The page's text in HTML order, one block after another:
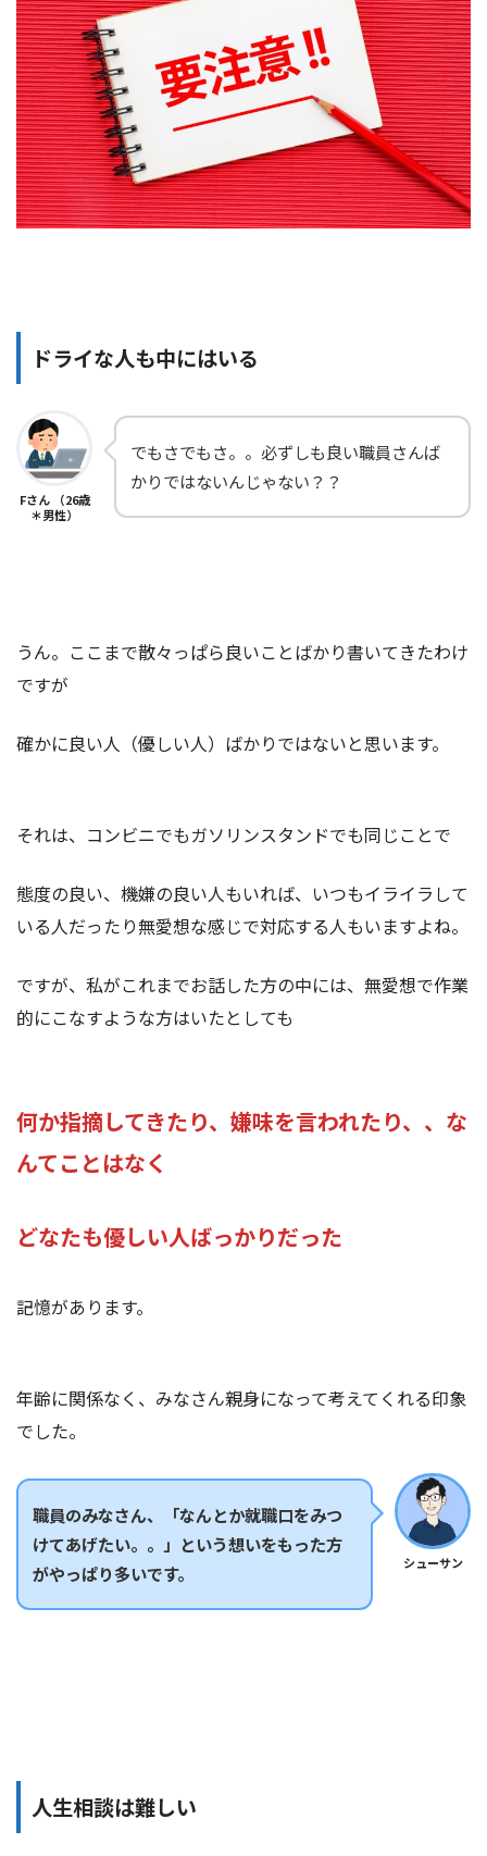
ドライな人も中にはいる
Fさん （26歳
＊男性）
でもさでもさ。。必ずしも良い職員さんば
かりではないんじゃない？？
うん。ここまで散々っぱら良いことばかり書いてきたわけ
ですが
確かに良い人（優しい人）ばかりではないと思います。
それは、コンビニでもガソリンスタンドでも同じことで
態度の良い、機嫌の良い人もいれば、いつもイライラして
いる人だったり無愛想な感じで対応する人もいますよね。
ですが、私がこれまでお話した方の中には、無愛想で作業
的にこなすような方はいたとしても
何か指摘してきたり、嫌味を言われたり、、な
んてことはなく
どなたも優しい人ばっかりだった
記憶があります。
年齢に関係なく、みなさん親身になって考えてくれる印象
でした。
シューサン
職員のみなさん、「なんとか就職口をみつ
けてあげたい。。」という想いをもった方
がやっぱり多いです。
人生相談は難しい